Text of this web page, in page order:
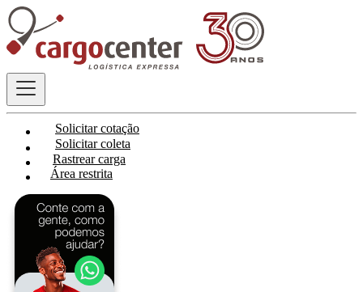
Solicitar cotação
Solicitar coleta
Rastrear carga
Área restrita